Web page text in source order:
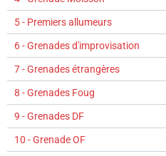
5 - Premiers allumeurs
6 - Grenades d'improvisation
7 - Grenades étrangères
8 - Grenades Foug
9 - Grenades DF
10 - Grenade OF